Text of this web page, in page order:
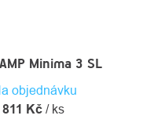
Minima 3 SL
objednávku
811 Kč / ks